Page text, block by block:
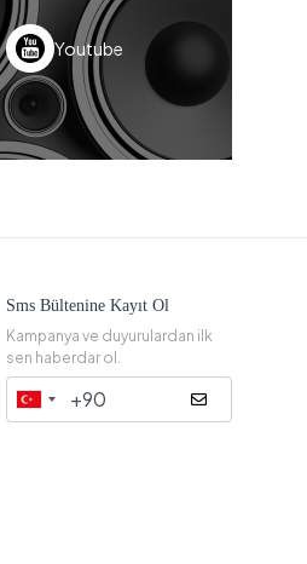
Youtube
Sms Bültenine Kayıt Ol
Kampanya ve duyurulardan ilk
sen haberdar ol.